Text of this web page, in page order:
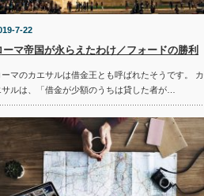
7-22
ーマ帝国が永らえたわけ／フォードの勝利
ーマのカエサルは借金王とも呼ばれたそうです。 カ
サルは、「借金が少額のうちは貸した者が…